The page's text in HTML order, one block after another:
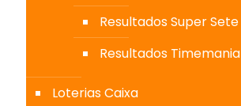
Resultados Super Sete
Resultados Timemania
Loterias Caixa